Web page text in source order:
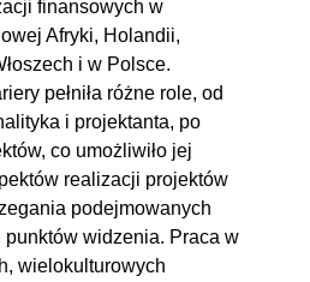
finansowych w
Afryki, Holandii,
i w Polsce.
pełniła różne role, od
i projektanta, po
co umożliwiło jej
realizacji projektów
podejmowanych
punktów widzenia. Praca w
wielokulturowych